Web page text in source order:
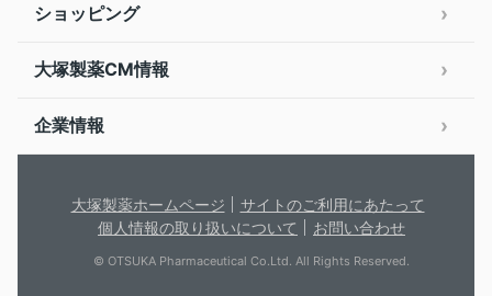
ショッピング
大塚製薬CM情報
企業情報
大塚製薬ホームページ
サイトのご利用にあたって
個人情報の取り扱いについて
お問い合わせ
© OTSUKA Pharmaceutical Co.Ltd. All Rights Reserved.